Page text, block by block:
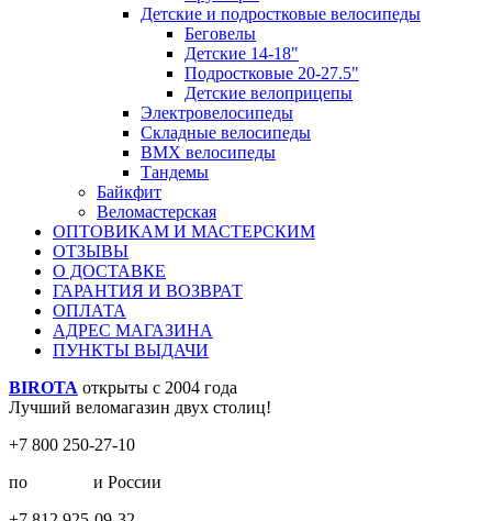
Детские и подростковые велосипеды
Беговелы
Детские 14-18"
Подростковые 20-27.5"
Детские велоприцепы
Электровелосипеды
Складные велосипеды
BMX велосипеды
Тандемы
Байкфит
Веломастерская
ОПТОВИКАМ И МАСТЕРСКИМ
ОТЗЫВЫ
О ДОСТАВКЕ
ГАРАНТИЯ И ВОЗВРАТ
ОПЛАТА
АДРЕС МАГАЗИНА
ПУНКТЫ ВЫДАЧИ
BIROTA открыты с 2004 года
Лучший веломагазин двух столиц!
+7 800 250-27-10
по
и России